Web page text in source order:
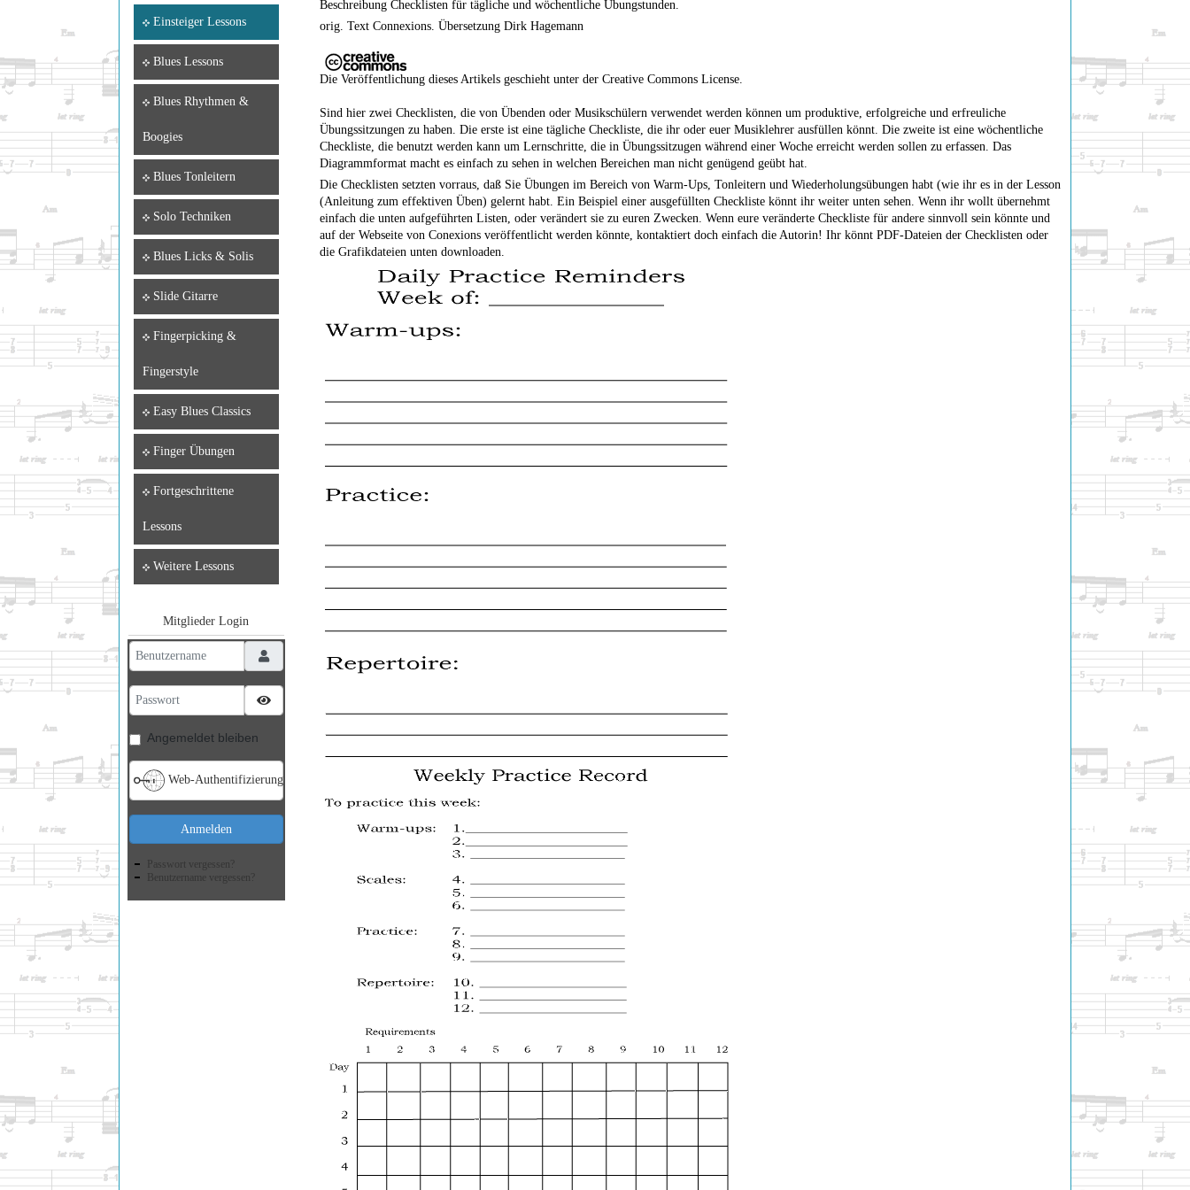
Einsteiger Lessons
Blues Lessons
Blues Rhythmen &
Boogies
Blues Tonleitern
Solo Techniken
Blues Licks & Solis
Slide Gitarre
Fingerpicking &
Fingerstyle
Easy Blues Classics
Finger Übungen
Fortgeschrittene
Lessons
Weitere Lessons
Mitglieder Login
Benutzername
Passwort
Angemeldet bleiben
Web-Authentifizierung
Anmelden
Passwort vergessen?
Benutzername vergessen?
Beschreibung Checklisten für tägliche und wöchentliche Übungstunden.
orig. Text Connexions. Übersetzung Dirk Hagemann
Die Veröffentlichung dieses Artikels geschieht unter der Creative Commons License.
Sind hier zwei Checklisten, die von Übenden oder Musikschülern verwendet werden können um produktive, erfolgreiche und erfreuliche
Übungssitzungen zu haben. Die erste ist eine tägliche Checkliste, die ihr oder euer Musiklehrer ausfüllen könnt. Die zweite ist eine wöchentliche
Checkliste, die benutzt werden kann um Lernschritte, die in Übungssitzugen während einer Woche erreicht werden sollen zu erfassen. Das
Diagrammformat macht es einfach zu sehen in welchen Bereichen man nicht genügend geübt hat.
Die Checklisten setzten vorraus, daß Sie Übungen im Bereich von Warm-Ups, Tonleitern und Wiederholungsübungen habt (wie ihr es in der Lesson
(Anleitung zum effektiven Üben) gelernt habt. Ein Beispiel einer ausgefüllten Checkliste könnt ihr weiter unten sehen. Wenn ihr wollt übernehmt
einfach die unten aufgeführten Listen, oder verändert sie zu euren Zwecken. Wenn eure veränderte Checkliste für andere sinnvoll sein könnte und
auf der Webseite von Conexions veröffentlicht werden könnte, kontaktiert doch einfach die Autorin! Ihr könnt PDF-Dateien der Checklisten oder
die Grafikdateien unten downloaden.